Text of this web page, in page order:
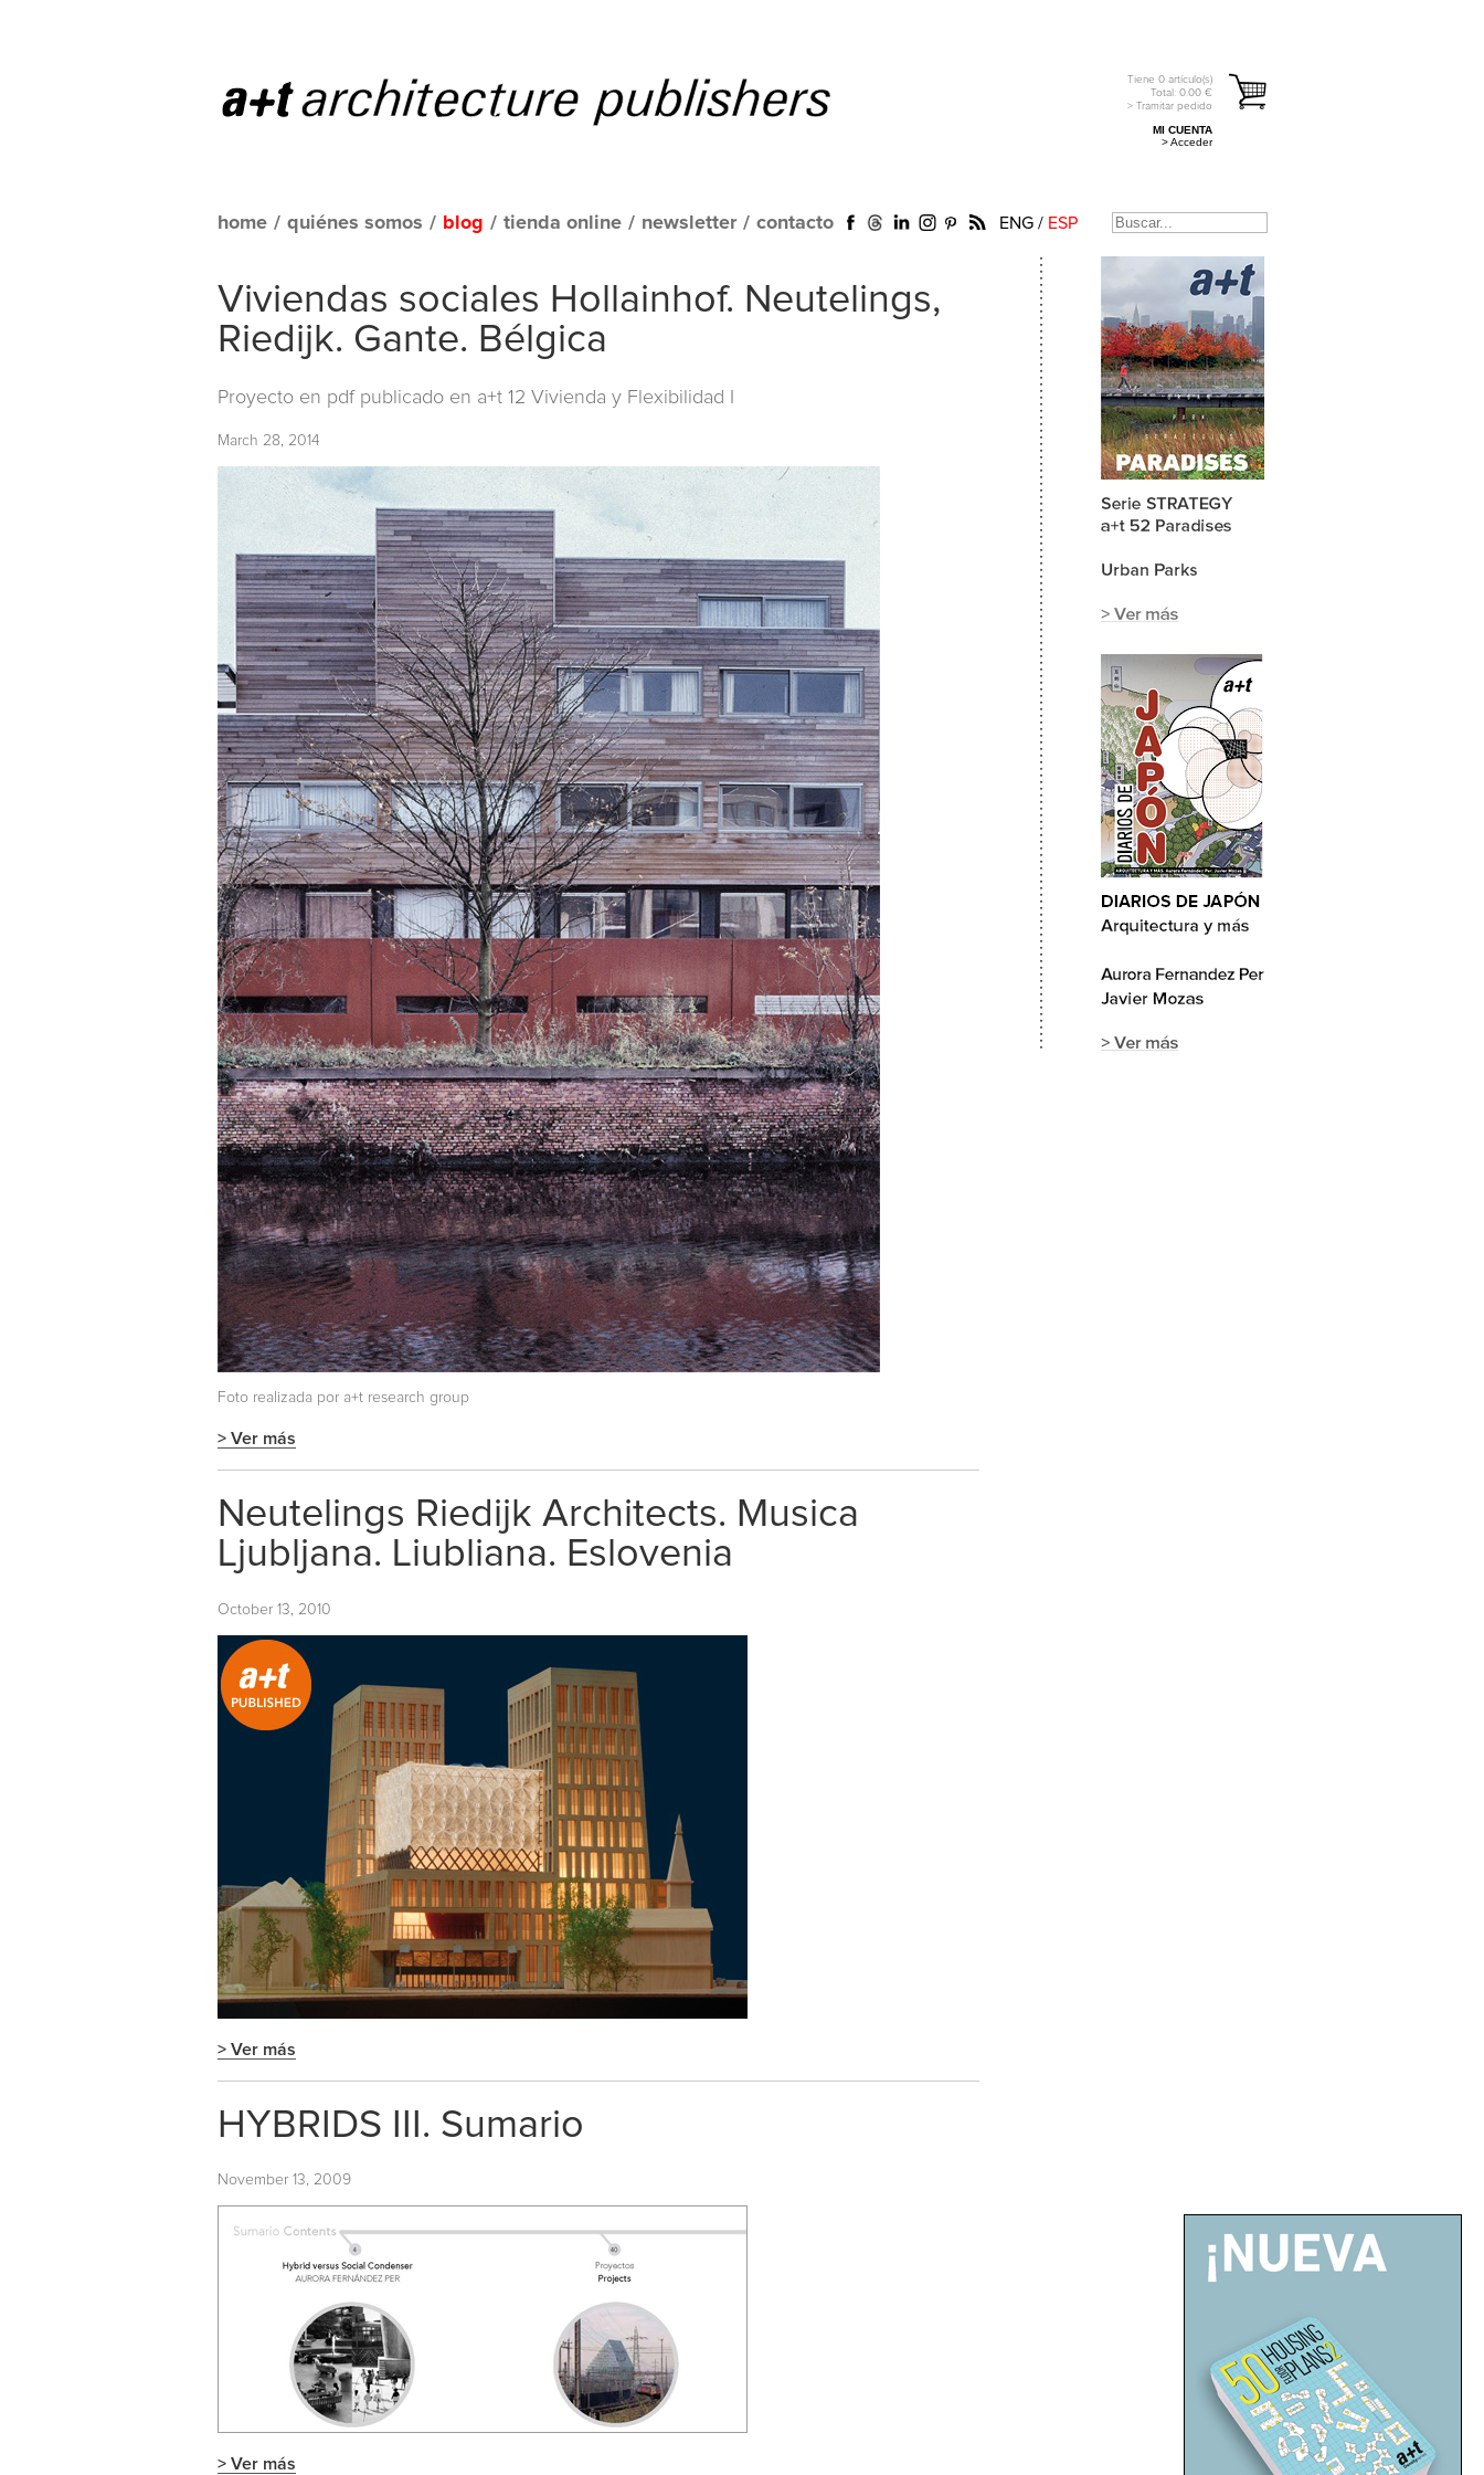
Tiene 0 artículo(s)
Total: 0.00 €
> Tramitar pedido
MI CUENTA
> Acceder
home / quiénes somos / blog / tienda online / newsletter / contacto ENG / ESP
Viviendas sociales Hollainhof. Neutelings,
Riedijk. Gante. Bélgica
Proyecto en pdf publicado en a+t 12 Vivienda y Flexibilidad I
March 28, 2014
Foto realizada por a+t research group
> Ver más
Neutelings Riedijk Architects. Musica
Ljubljana. Liubliana. Eslovenia
October 13, 2010
> Ver más
HYBRIDS III. Sumario
November 13, 2009
> Ver más